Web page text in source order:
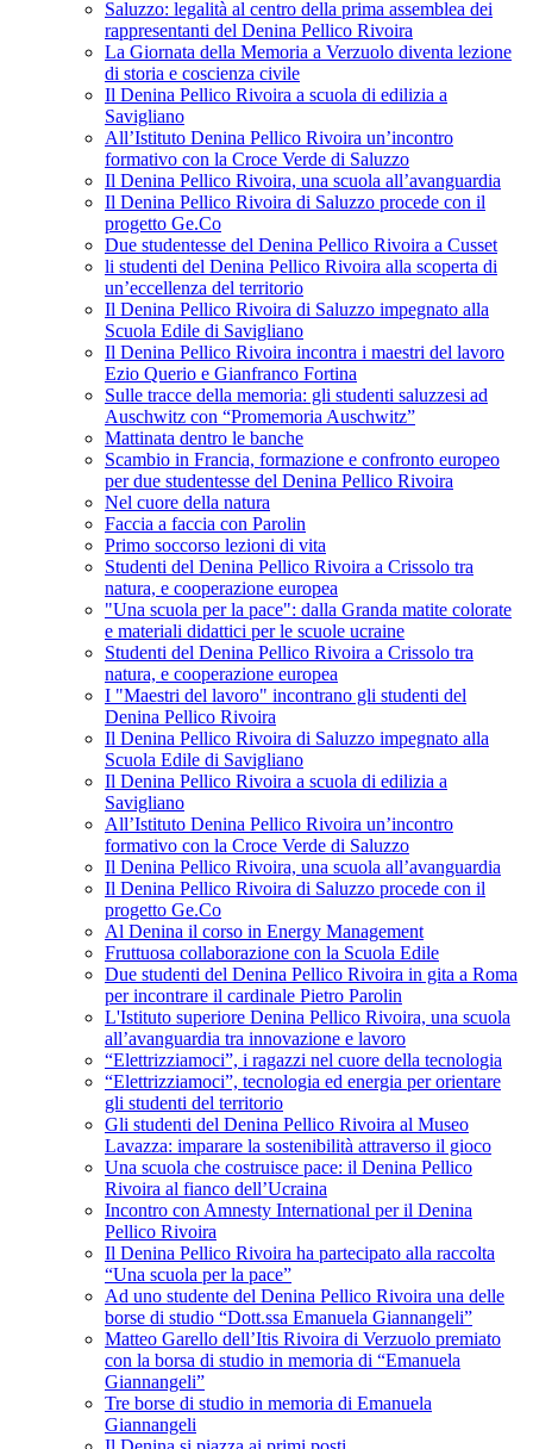
Saluzzo: legalità al centro della prima assemblea dei
rappresentanti del Denina Pellico Rivoira
La Giornata della Memoria a Verzuolo diventa lezione
di storia e coscienza civile
Il Denina Pellico Rivoira a scuola di edilizia a
Savigliano
All’Istituto Denina Pellico Rivoira un’incontro
formativo con la Croce Verde di Saluzzo
Il Denina Pellico Rivoira, una scuola all’avanguardia
Il Denina Pellico Rivoira di Saluzzo procede con il
progetto Ge.Co
Due studentesse del Denina Pellico Rivoira a Cusset
li studenti del Denina Pellico Rivoira alla scoperta di
un’eccellenza del territorio
Il Denina Pellico Rivoira di Saluzzo impegnato alla
Scuola Edile di Savigliano
Il Denina Pellico Rivoira incontra i maestri del lavoro
Ezio Querio e Gianfranco Fortina
Sulle tracce della memoria: gli studenti saluzzesi ad
Auschwitz con “Promemoria Auschwitz”
Mattinata dentro le banche
Scambio in Francia, formazione e confronto europeo
per due studentesse del Denina Pellico Rivoira
Nel cuore della natura
Faccia a faccia con Parolin
Primo soccorso lezioni di vita
Studenti del Denina Pellico Rivoira a Crissolo tra
natura, e cooperazione europea
"Una scuola per la pace": dalla Granda matite colorate
e materiali didattici per le scuole ucraine
Studenti del Denina Pellico Rivoira a Crissolo tra
natura, e cooperazione europea
I "Maestri del lavoro" incontrano gli studenti del
Denina Pellico Rivoira
Il Denina Pellico Rivoira di Saluzzo impegnato alla
Scuola Edile di Savigliano
Il Denina Pellico Rivoira a scuola di edilizia a
Savigliano
All’Istituto Denina Pellico Rivoira un’incontro
formativo con la Croce Verde di Saluzzo
Il Denina Pellico Rivoira, una scuola all’avanguardia
Il Denina Pellico Rivoira di Saluzzo procede con il
progetto Ge.Co
Al Denina il corso in Energy Management
Fruttuosa collaborazione con la Scuola Edile
Due studenti del Denina Pellico Rivoira in gita a Roma
per incontrare il cardinale Pietro Parolin
L'Istituto superiore Denina Pellico Rivoira, una scuola
all’avanguardia tra innovazione e lavoro
“Elettrizziamoci”, i ragazzi nel cuore della tecnologia
“Elettrizziamoci”, tecnologia ed energia per orientare
gli studenti del territorio
Gli studenti del Denina Pellico Rivoira al Museo
Lavazza: imparare la sostenibilità attraverso il gioco
Una scuola che costruisce pace: il Denina Pellico
Rivoira al fianco dell’Ucraina
Incontro con Amnesty International per il Denina
Pellico Rivoira
Il Denina Pellico Rivoira ha partecipato alla raccolta
“Una scuola per la pace”
Ad uno studente del Denina Pellico Rivoira una delle
borse di studio “Dott.ssa Emanuela Giannangeli”
Matteo Garello dell’Itis Rivoira di Verzuolo premiato
con la borsa di studio in memoria di “Emanuela
Giannangeli”
Tre borse di studio in memoria di Emanuela
Giannangeli